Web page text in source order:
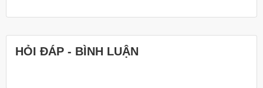
HỎI ĐÁP - BÌNH LUẬN